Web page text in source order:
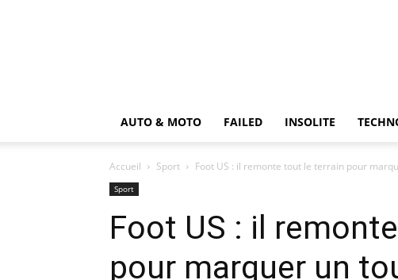
AUTO & MOTO FAILED INSOLITE
Accueil Sport Foot US : il remonte tout le terrain pour
Sport
Foot US : il
pour marquer un